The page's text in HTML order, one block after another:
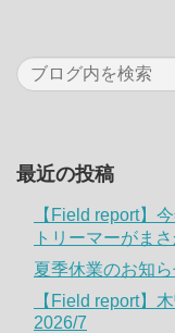
最近の投稿
【Field report】
トリーマーがま
夏季休業のお知
【Field report】
2026/7